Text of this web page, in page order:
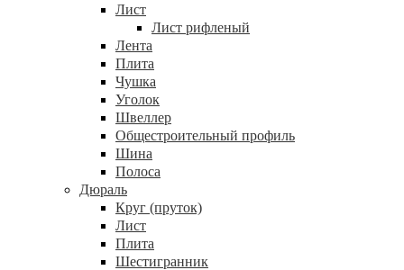
Лист
Лист рифленый
Лента
Плита
Чушка
Уголок
Швеллер
Общестроительный профиль
Шина
Полоса
Дюраль
Круг (пруток)
Лист
Плита
Шестигранник